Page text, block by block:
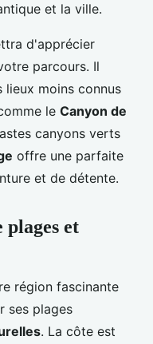
et la ville.
d'apprécier
parcours. Il
lieux moins connus
le Canyon de
canyons verts
offre une parfaite
et de détente.
et
région fascinante
ses plages
. La côte est